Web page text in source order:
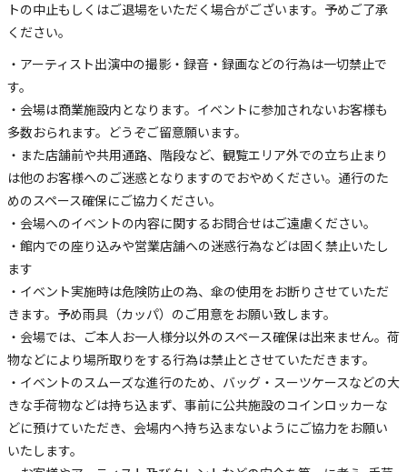
トの中止もしくはご退場をいただく場合がございます。予めご了承
ください。
・アーティスト出演中の撮影・録音・録画などの行為は一切禁止で
す。
・会場は商業施設内となります。イベントに参加されないお客様も
多数おられます。どうぞご留意願います。
・また店舗前や共用通路、階段など、観覧エリア外での立ち止まり
は他のお客様へのご迷惑となりますのでおやめください。通行のた
めのスペース確保にご協力ください。
・会場へのイベントの内容に関するお問合せはご遠慮ください。
・館内での座り込みや営業店舗への迷惑行為などは固く禁止いたし
ます
・イベント実施時は危険防止の為、傘の使用をお断りさせていただ
きます。予め雨具（カッパ）のご用意をお願い致します。
・会場では、ご本人お一人様分以外のスペース確保は出来ません。荷
物などにより場所取りをする行為は禁止とさせていただきます。
・イベントのスムーズな進行のため、バッグ・スーツケースなどの大
きな手荷物などは持ち込まず、事前に公共施設のコインロッカーな
どに預けていただき、会場内へ持ち込まないようにご協力をお願い
いたします。